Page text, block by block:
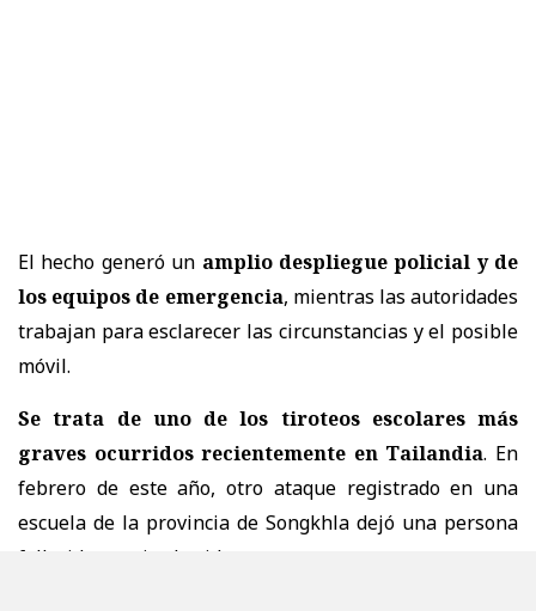
El hecho generó un amplio despliegue policial y de
los equipos de emergencia, mientras las autoridades
trabajan para esclarecer las circunstancias y el posible
móvil.
Se trata de uno de los tiroteos escolares más
graves ocurridos recientemente en Tailandia. En
febrero de este año, otro ataque registrado en una
escuela de la provincia de Songkhla dejó una persona
fallecida y varios heridos.